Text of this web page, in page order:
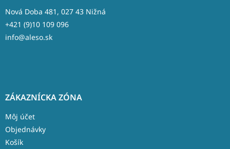
Nová Doba 481, 027 43 Nižná
+421 (9)10 109 096
info@aleso.sk
ZÁKAZNÍCKA ZÓNA
Môj účet
Objednávky
Košík